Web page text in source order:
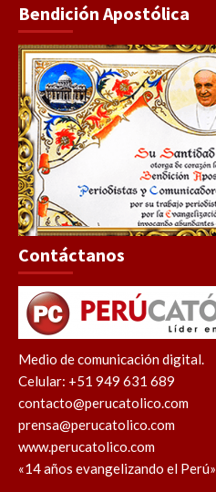
Bendición Apostólica
Contáctanos
Medio de comunicación digital.
Celular: +51 949 631 689
contacto@perucatolico.com
prensa@perucatolico.com
www.perucatolico.com
«14 años evangelizando el Perú»